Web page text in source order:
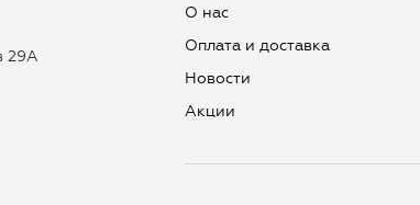
29А
О нас
Оплата и доставка
Новости
Aкции